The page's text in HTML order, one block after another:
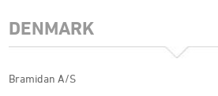
DENMARK
Bramidan A/S